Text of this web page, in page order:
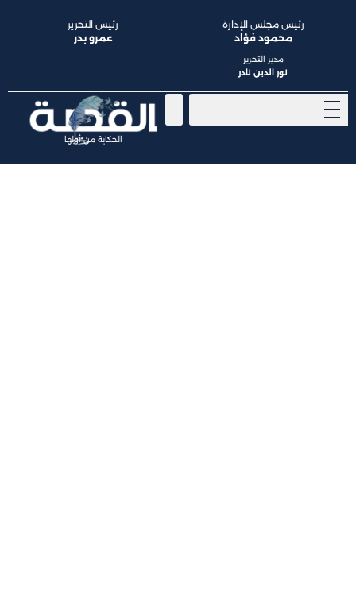
الحكاية من أولها
رئيس مجلس الإدارة
محمود فؤاد
مدير التحرير
نور الدين نادر
رئيس التحرير
عمرو بدر